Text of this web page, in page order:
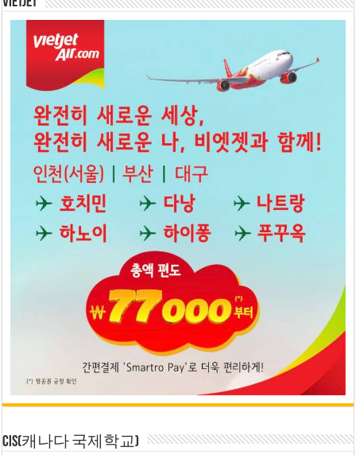
CIS(캐나다 국제학교)